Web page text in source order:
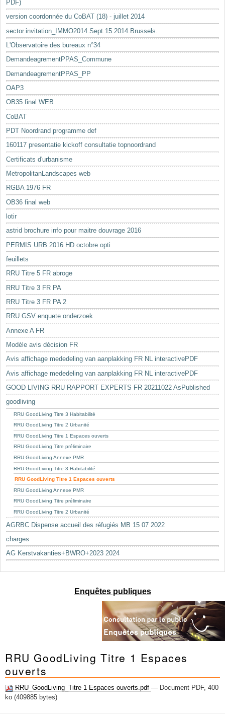
PDF)
version coordonnée du CoBAT (18) - juillet 2014
sector.invitation_IMMO2014.Sept.15.2014.Brussels.
L'Observatoire des bureaux n°34
DemandeagrementPPAS_Commune
DemandeagrementPPAS_PP
OAP3
OB35 final WEB
CoBAT
PDT Noordrand programme def
160117 presentatie kickoff consultatie topnoordrand
Certificats d'urbanisme
MetropolitanLandscapes web
RGBA 1976 FR
OB36 final web
lotir
astrid brochure info pour maitre douvrage 2016
PERMIS URB 2016 HD octobre opti
feuillets
RRU Titre 5 FR abroge
RRU Titre 3 FR PA
RRU Titre 3 FR PA 2
RRU GSV enquete onderzoek
Annexe A FR
Modèle avis décision FR
Avis affichage mededeling van aanplakking FR NL interactivePDF
Avis affichage mededeling van aanplakking FR NL interactivePDF
GOOD LIVING RRU RAPPORT EXPERTS FR 20211022 AsPublished
goodliving
RRU GoodLiving Titre 3 Habitabilité
RRU GoodLiving Titre 2 Urbanité
RRU GoodLiving Titre 1 Espaces ouverts
RRU GoodLiving Titre préliminaire
RRU GoodLiving Annexe PMR
RRU GoodLiving Titre 3 Habitabilité
RRU GoodLiving Titre 1 Espaces ouverts
RRU GoodLiving Annexe PMR
RRU GoodLiving Titre préliminaire
RRU GoodLiving Titre 2 Urbanité
AGRBC Dispense accueil des réfugiés MB 15 07 2022
charges
AG Kerstvakanties+BWRO+2023 2024
Enquêtes publiques
RRU GoodLiving Titre 1 Espaces
ouverts
RRU_GoodLiving_Titre 1 Espaces ouverts.pdf — Document PDF, 400
ko (409885 bytes)